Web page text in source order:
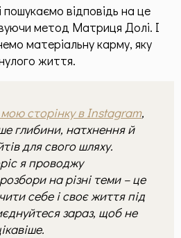
відповідь на це
метод Матриця Долі. І
матеріальну карму, яку
життя.
сторінку в Instagram,
глибини, натхнення й
для свого шляху.
я проводжу
на різні теми – це
себе і своє життя під
зараз, щоб не